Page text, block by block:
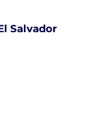
Salvador